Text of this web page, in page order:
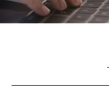
CEO Message